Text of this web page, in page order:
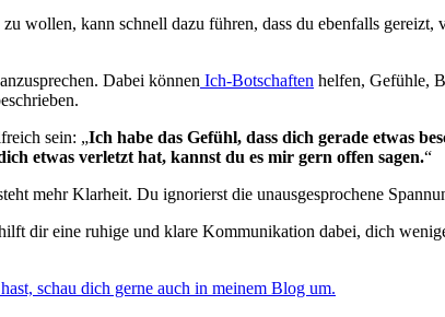
wollen, kann schnell dazu führen, dass du ebenfalls
Dabei können Ich-Botschaften helfen, Gefühle,
sein: „Ich habe das Gefühl, dass dich gerade etwas
etwas verletzt hat, kannst du es mir gern offen sagen.“
mehr Klarheit. Du ignorierst die unausgesprochene
dir eine ruhige und klare Kommunikation dabei, dich
schau dich gerne auch in meinem Blog um.